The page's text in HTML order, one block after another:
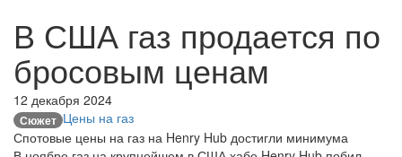
В США газ продается по
бросовым ценам
12 декабря 2024
Сюжет Цены на газ
Спотовые цены на газ на Henry Hub достигли минимума